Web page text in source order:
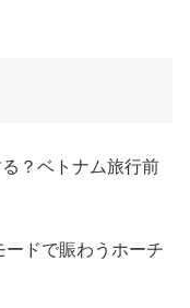
？ベトナム旅行前
ドで賑わうホーチ